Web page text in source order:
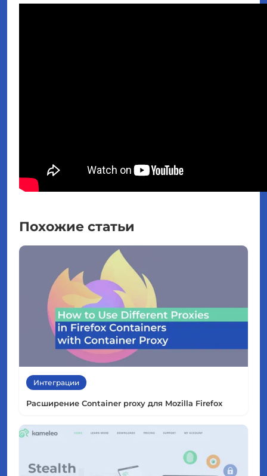
Похожие статьи
Интеграции
Расширение Container proxy для Mozilla Firefox